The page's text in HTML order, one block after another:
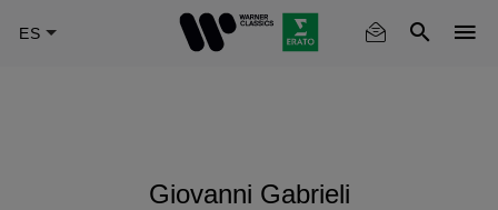
Giovanni Gabrieli